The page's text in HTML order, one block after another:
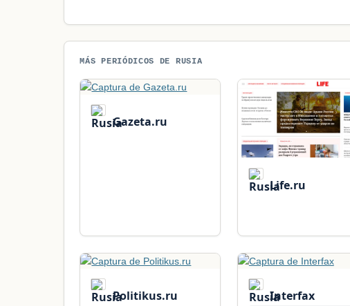
MÁS PERIÓDICOS DE RUSIA
Gazeta.ru
Life.ru
Politikus.ru Interfax